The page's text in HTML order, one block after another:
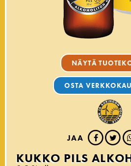
NÄYTÄ
OSTA
JAA
KUKKO PILS